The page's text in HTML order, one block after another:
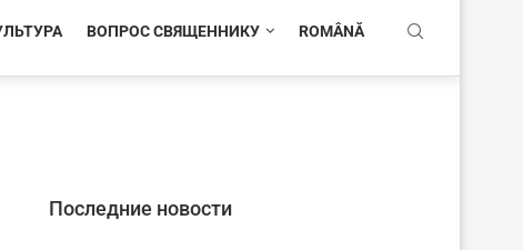
ВОПРОС СВЯЩЕННИКУ ROMÂNĂ
Последние новости